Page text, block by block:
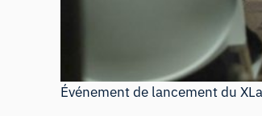
Événement de lancement du